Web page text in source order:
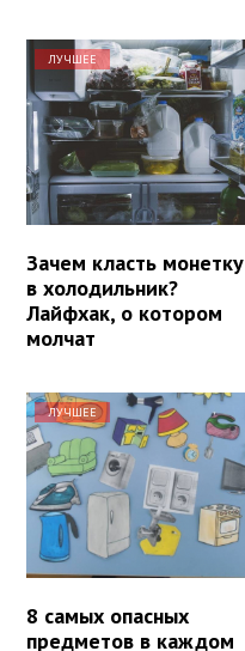
ЛУЧШЕЕ
Зачем класть монетку
в холодильник?
Лайфхак, о котором
молчат
ЛУЧШЕЕ
8 самых опасных
предметов в каждом